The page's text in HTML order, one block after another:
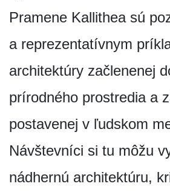
Pramene Kallithea sú
a reprezentatívnym
architektúry začlenenej
prírodného prostredia a
postavenej v ľudskom
Návštevníci si tu môžu
nádhernú architektúru,